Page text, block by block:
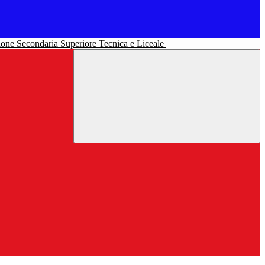
Secondaria Superiore Tecnica e Liceale